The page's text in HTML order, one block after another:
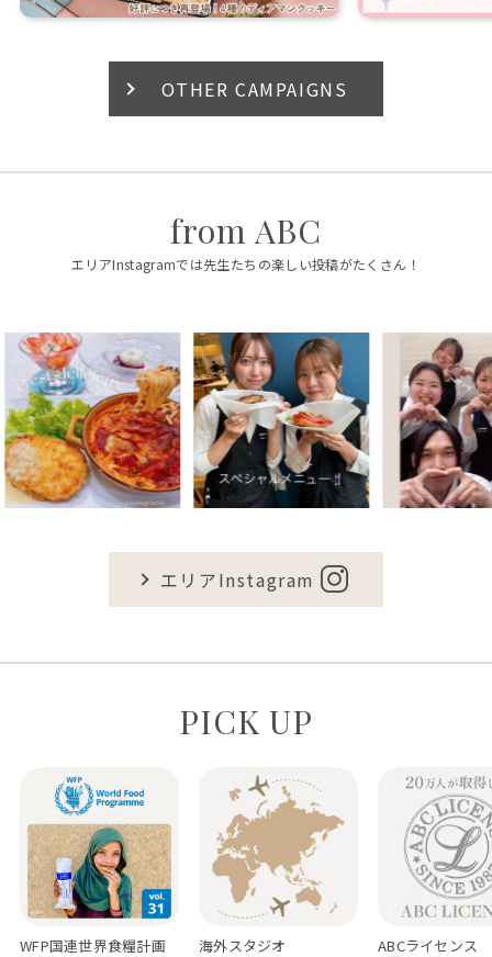
OTHER CAMPAIGNS
from ABC
エリアInstagramでは先生たちの楽しい投稿がたくさん！
エリアInstagram
PICK UP
WFP国連世界食糧計画 海外スタジオ ABCライセンス